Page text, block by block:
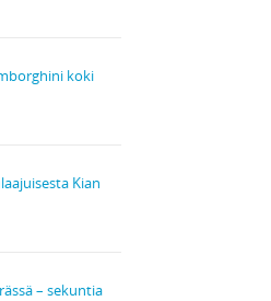
koki
Kian
– sekuntia